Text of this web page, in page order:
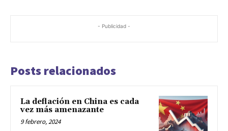
- Publicidad -
Posts relacionados
La deflación en China es cada
vez más amenazante
9 febrero, 2024